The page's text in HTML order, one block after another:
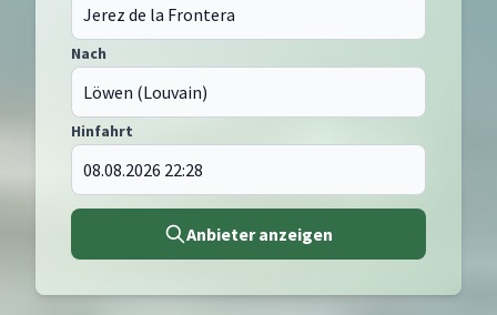
Nach
Hinfahrt
Anbieter anzeigen